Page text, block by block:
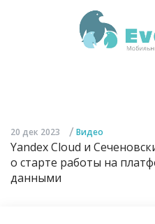
20 дек 2023 / Видео
Yandex Cloud и
о старте работы на
данными